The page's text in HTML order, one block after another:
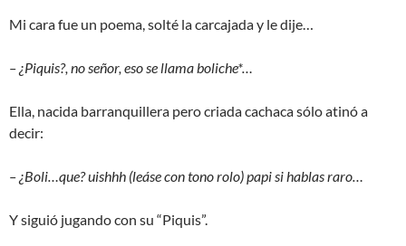
Mi cara fue un poema, solté la carcajada y le dije…
– ¿Piquis?, no señor, eso se llama boliche*…
Ella, nacida barranquillera pero criada cachaca sólo atinó a
decir:
– ¿Boli…que? uishhh (leáse con tono rolo) papi si hablas raro…
Y siguió jugando con su “Piquis”.